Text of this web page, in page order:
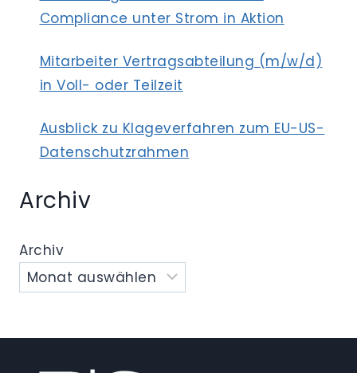
Compliance unter Strom in Aktion
Mitarbeiter Vertragsabteilung (m/w/d)
in Voll- oder Teilzeit
Ausblick zu Klageverfahren zum EU-US-
Datenschutzrahmen
Archiv
Archiv